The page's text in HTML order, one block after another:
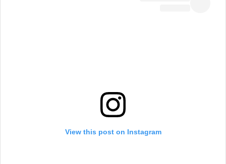
View this post on Instagram